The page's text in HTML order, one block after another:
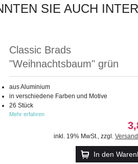
SIE AUCH
Classic Brads
"Weihnachtsbaum" grün
aus Aluminium
in verschiedene Farben und Motive
26 Stück
Mehr erfahren
inkl. 19% MwSt., zzgl.
In den